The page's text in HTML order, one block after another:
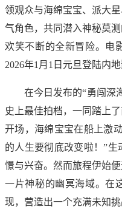
领观众与海绵宝宝、派大
气角色，共同潜入神秘莫
欢笑不断的全新冒险。电
2026年1月1日元旦登陆内
在今日发布的“勇闯深
史上最佳拍档，一同踏上
开场，海绵宝宝在船上激
的人生要彻底改变啦！”
憬与兴奋。然而旅程伊始
一片神秘的幽冥海域。在
现，营造出一个充满未知